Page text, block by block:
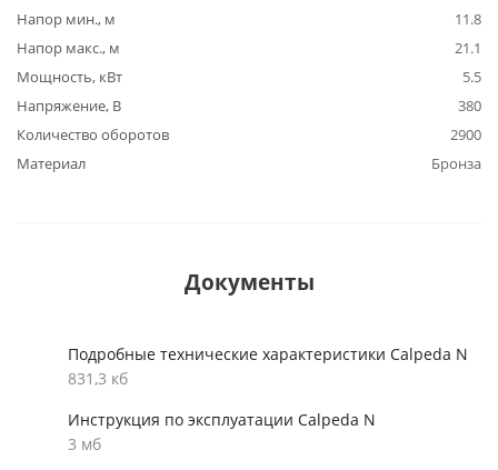
Напор мин., м
11.8
Напор макс., м
21.1
Мощность, кВт
5.5
Напряжение, В
380
Количество оборотов
2900
Материал
Бронза
Документы
Подробные технические характеристики Calpeda N
831,3 кб
Инструкция по эксплуатации Calpeda N
3 мб